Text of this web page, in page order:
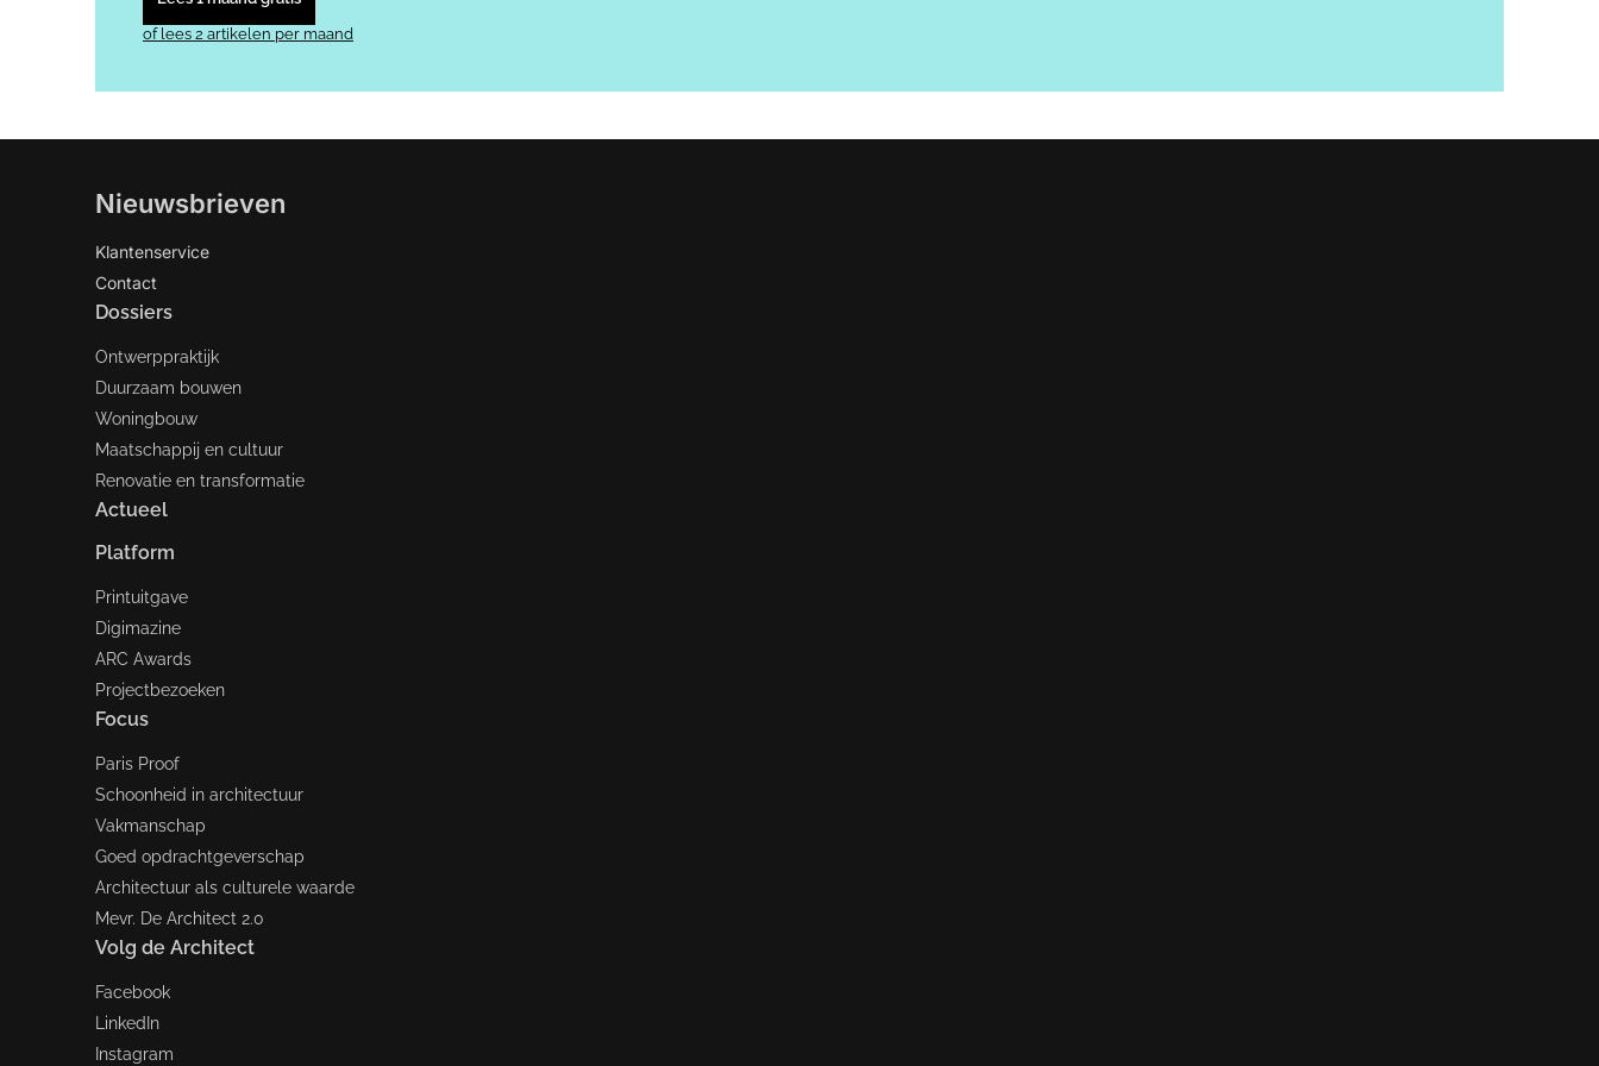
of lees 2 artikelen per maand
Nieuwsbrieven
Klantenservice
Contact
Dossiers
Ontwerppraktijk
Duurzaam bouwen
Woningbouw
Maatschappij en cultuur
Renovatie en transformatie
Actueel
Platform
Printuitgave
Digimazine
ARC Awards
Projectbezoeken
Focus
Paris Proof
Schoonheid in architectuur
Vakmanschap
Goed opdrachtgeverschap
Architectuur als culturele waarde
Mevr. De Architect 2.0
Volg de Architect
Facebook
LinkedIn
Instagram